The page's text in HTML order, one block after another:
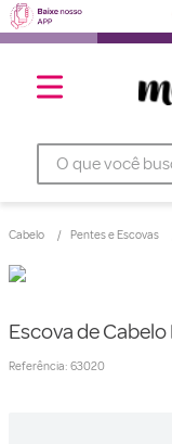
O que você busca
Cabelo Pentes e Escovas
Escova de
Referência: 63020